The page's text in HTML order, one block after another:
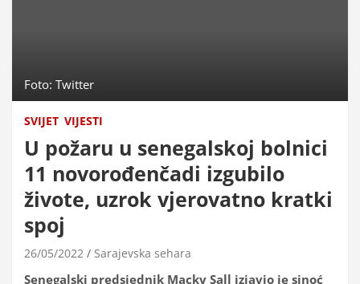
Foto: Twitter
SVIJET VIJESTI
U požaru u senegalskoj bolnici
11 novorođenčadi izgubilo
živote, uzrok vjerovatno kratki
spoj
26/05/2022 Sarajevska sehara
Senegalski predsjednik Macky Sall izjavio je sinoć